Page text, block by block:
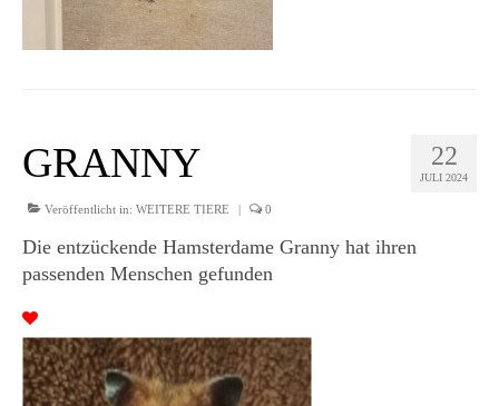
22
JULI 2024
GRANNY
Veröffentlicht in: WEITERE TIERE | 0
Die entzückende Hamsterdame Granny hat ihren
passenden Menschen gefunden